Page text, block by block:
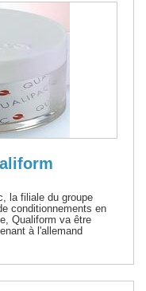
la filiale du groupe
conditionnements en
Qualiform va être
à l'allemand